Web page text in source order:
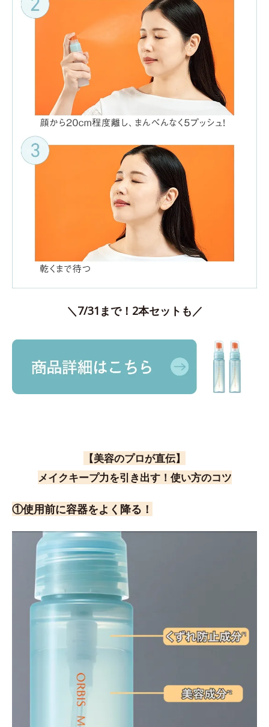
＼7/31まで！2本セットも／
【美容のプロが直伝】
メイクキープ力を引き出す！使い方のコツ
①使用前に容器をよく降る！